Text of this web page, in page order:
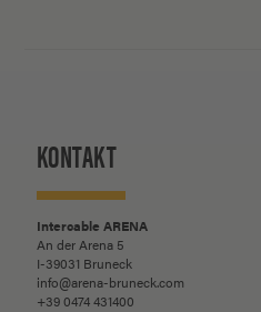
KONTAKT
Intercable ARENA
An der Arena 5
I-39031 Bruneck
info@arena-bruneck.com
+39 0474 431400